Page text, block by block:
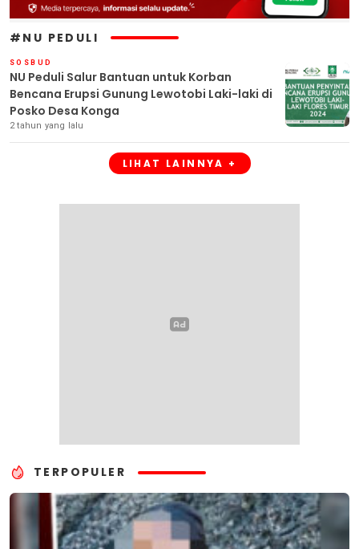
#NU PEDULI
SOSBUD
NU Peduli Salur Bantuan untuk Korban
Bencana Erupsi Gunung Lewotobi Laki-laki di
Posko Desa Konga
2 tahun yang lalu
LIHAT LAINNYA +
TERPOPULER